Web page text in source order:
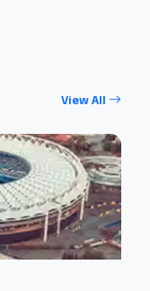
View All